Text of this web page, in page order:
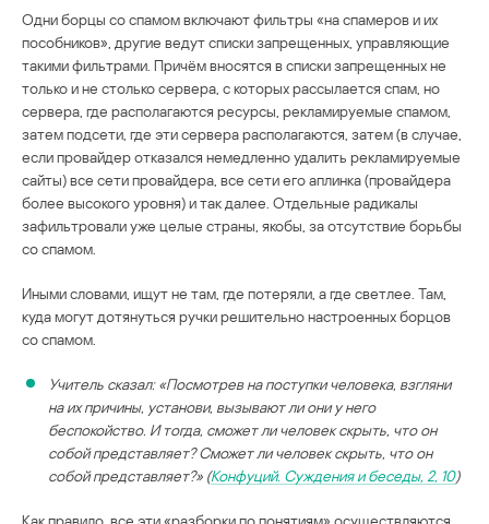
Одни борцы со спамом включают фильтры «на спамеров и их
пособников», другие ведут списки запрещенных, управляющие
такими фильтрами. Причём вносятся в списки запрещенных не
только и не столько сервера, с которых рассылается спам, но
сервера, где располагаются ресурсы, рекламируемые спамом,
затем подсети, где эти сервера располагаются, затем (в случае,
если провайдер отказался немедленно удалить рекламируемые
сайты) все сети провайдера, все сети его аплинка (провайдера
более высокого уровня) и так далее. Отдельные радикалы
зафильтровали уже целые страны, якобы, за отсутствие борьбы
со спамом.
Иными словами, ищут не там, где потеряли, а где светлее. Там,
куда могут дотянуться ручки решительно настроенных борцов
со спамом.
Учитель сказал: «Посмотрев на поступки человека, взгляни
на их причины, установи, вызывают ли они у него
беспокойство. И тогда, сможет ли человек скрыть, что он
собой представляет? Сможет ли человек скрыть, что он
собой представляет?» (Конфуций. Суждения и беседы, 2, 10)
Как правило, все эти «разборки по понятиям» осуществляются